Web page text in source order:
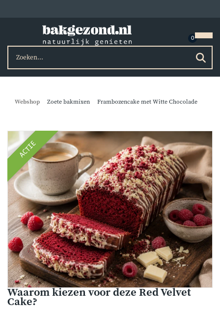
Webshop Zoete bakmixen Frambozencake met Witte Chocolade
ACTIE
Waarom kiezen voor deze Red Velvet
Cake?